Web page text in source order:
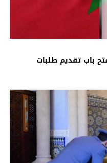
باب تقديم طلبات